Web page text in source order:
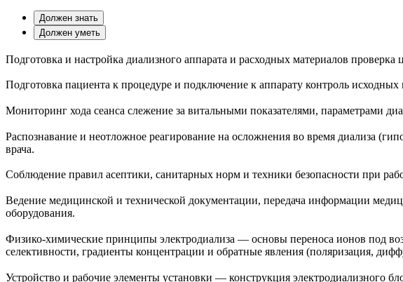
Должен знать
Должен уметь
Подготовка и настройка диализного аппарата и расходных материалов
Подготовка пациента к процедуре и подключение к аппарату контроль
Мониторинг хода сеанса слежение за витальными показателями, параметрами
Распознавание и неотложное реагирование на осложнения во время диализа
врача.
Соблюдение правил асептики, санитарных норм и техники безопасности при
Ведение медицинской и технической документации, передача информации
оборудования.
Физико‑химические принципы электродиализа — основы переноса ионов под
селективности, градиенты концентрации и обратные явления (поляризация,
Устройство и рабочие элементы установки — конструкция электродиализного